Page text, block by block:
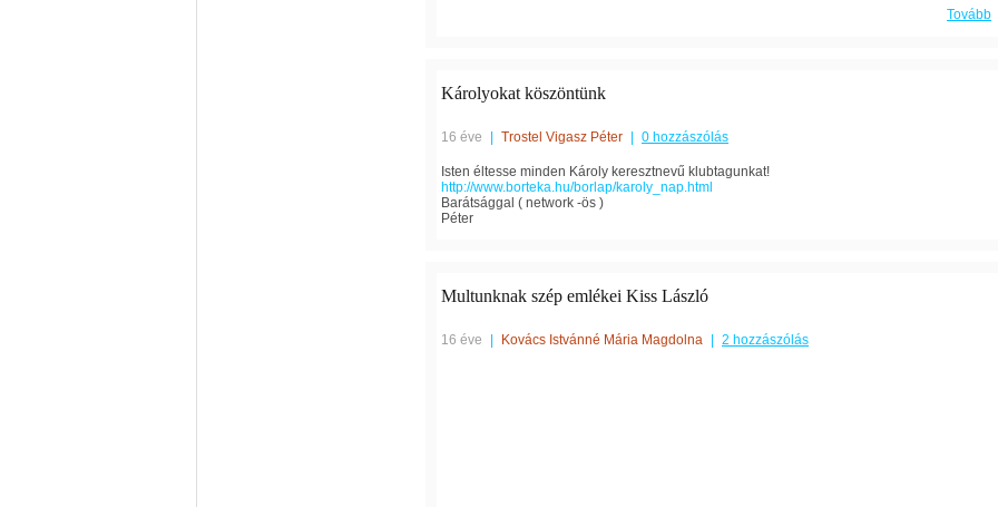
Tovább
Károlyokat köszöntünk
16 éve Trostel Vigasz Péter 0 hozzászólás
Isten éltesse minden Károly keresztnevű klubtagunkat!
http://www.borteka.hu/borlap/karoly_nap.html
Barátsággal ( network -ös )
Péter
Multunknak szép emlékei Kiss László
16 éve Kovács Istvánné Mária Magdolna 2 hozzászólás